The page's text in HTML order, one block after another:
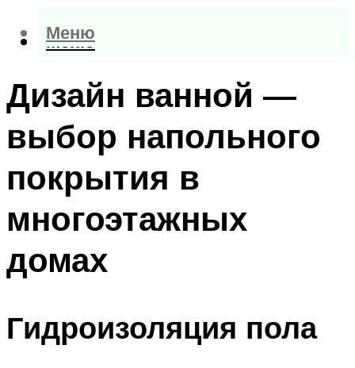
Меню
Меню
Дизайн ванной —
выбор напольного
покрытия в
многоэтажных
домах
Гидроизоляция пола